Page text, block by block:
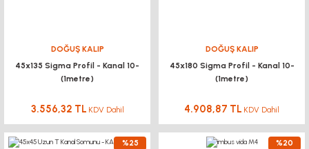
DOĞUŞ KALIP
45x135 Sigma Profil - Kanal 10-
(1metre)
3.556,32 TL KDV Dahil
DOĞUŞ KALIP
45x180 Sigma Profil - Kanal 10-
(1metre)
4.908,87 TL KDV Dahil
%25 %20